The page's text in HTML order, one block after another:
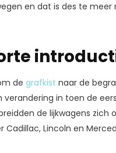
en dat is des te meer
de grafkist naar de
in toen de
de lijkwagens zich
Lincoln en